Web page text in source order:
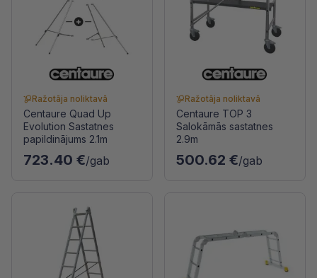
Ražotāja noliktavā
Centaure Quad Up
Evolution Sastatnes
papildinājums 2.1m
723.40 €/gab
Ražotāja noliktavā
Centaure TOP 3
Salokāmās sastatnes
2.9m
500.62 €/gab